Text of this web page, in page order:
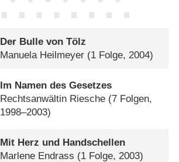
Der Bulle von Tölz
Manuela Heilmeyer (1 Folge, 2004)
Im Namen des Gesetzes
Rechtsanwältin Riesche (7 Folgen,
1998–2003)
Mit Herz und Handschellen
Marlene Endrass (1 Folge, 2003)